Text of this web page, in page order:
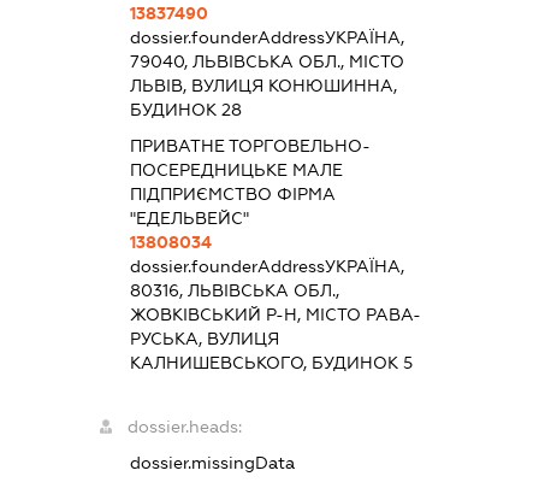
13837490
dossier.founderAddressУКРАЇНА,
79040, ЛЬВІВСЬКА ОБЛ., МІСТО
ЛЬВІВ, ВУЛИЦЯ КОНЮШИННА,
БУДИНОК 28
ПРИВАТНЕ ТОРГОВЕЛЬНО-
ПОСЕРЕДНИЦЬКЕ МАЛЕ
ПІДПРИЄМСТВО ФІРМА
"ЕДЕЛЬВЕЙС"
13808034
dossier.founderAddressУКРАЇНА,
80316, ЛЬВІВСЬКА ОБЛ.,
ЖОВКІВСЬКИЙ Р-Н, МІСТО РАВА-
РУСЬКА, ВУЛИЦЯ
КАЛНИШЕВСЬКОГО, БУДИНОК 5
dossier.heads:
dossier.missingData